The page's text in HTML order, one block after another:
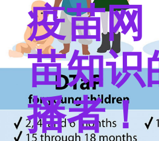
疫苗网
苗知识
播者！